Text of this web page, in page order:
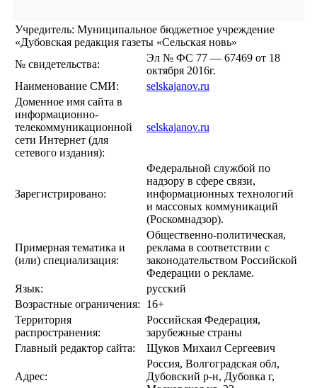
Учредитель: Муниципальное бюджетное учреждение
«Дубовская редакция газеты «Сельская новь»
№ свидетельства:
Эл № ФС 77 — 67469 от 18
октября 2016г.
Наименование СМИ:
selskajanov.ru
Доменное имя сайта в
информационно-
телекоммуникационной
сети Интернет (для
сетевого издания):
selskajanov.ru
Зарегистрировано:
Федеральной службой по
надзору в сфере связи,
информационных технологий
и массовых коммуникаций
(Роскомнадзор).
Примерная тематика и
(или) специализация:
Общественно-политическая,
реклама в соответствии с
законодательством Российской
Федерации о рекламе.
Язык:
русский
Возрастные ограничения:
16+
Территория
распространения:
Российская Федерация,
зарубежные страны
Главный редактор сайта:
Щуков Михаил Сергеевич
Адрес:
Россия, Волгоградская обл,
Дубовский р-н, Дубовка г,